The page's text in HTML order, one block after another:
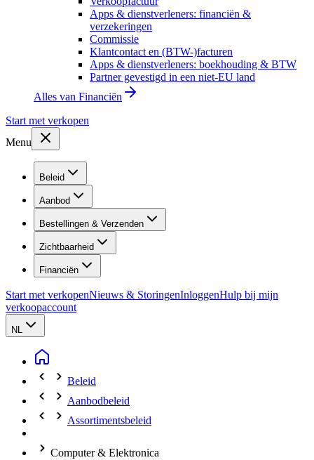
Apps & dienstverleners: financiën &
verzekeringen
Commissie
Klantcontact en (BTW-)facturen
Apps & dienstverleners: boekhouding & BTW
Partner gevestigd in een niet-EU land
Alles van Financiën
Start met verkopen
Menu
Beleid
Aanbod
Bestellingen & Verzenden
Zichtbaarheid
Financiën
Start met verkopenNieuws & StoringenInloggenHulp bij mijn
verkoopaccount
NL
Beleid
Aanbodbeleid
Assortimentsbeleid
Computer & Elektronica